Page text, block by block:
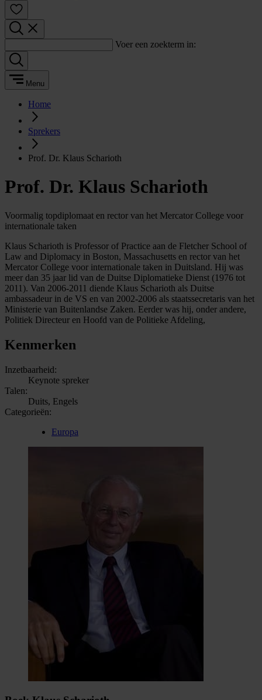
Voer een zoekterm in:
Menu
Home
Sprekers
Prof. Dr. Klaus Scharioth
Prof. Dr. Klaus Scharioth
Voormalig topdiplomaat en rector van het Mercator College voor
internationale taken
Klaus Scharioth is Professor of Practice aan de Fletcher School of
Law and Diplomacy in Boston, Massachusetts en rector van het
Mercator College voor internationale taken in Duitsland. Hij was
meer dan 35 jaar lid van de Duitse Diplomatieke Dienst (1976 tot
2011). Van 2006-2011 diende Klaus Scharioth als Duitse
ambassadeur in de VS en van 2002-2006 als staatssecretaris van het
Ministerie van Buitenlandse Zaken. Eerder was hij, onder andere,
Politiek Directeur en Hoofd van de Politieke Afdeling,
Kenmerken
Inzetbaarheid:
Keynote spreker
Talen:
Duits, Engels
Categorieën:
Europa